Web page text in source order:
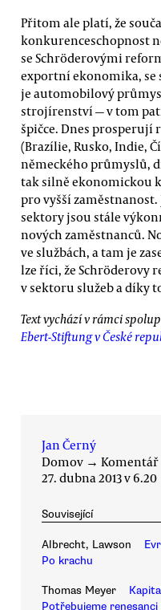
Přitom ale platí, že
konkurenceschopnost
se Schröderovými
exportní ekonomika,
je automobilový
strojírenství — v tom
špičce. Dnes prosperují
(Brazílie, Rusko, Indie,
německého průmyslů,
tak silně ekonomickou
pro vyšší
sektory jsou stále
nových zaměstnanců.
ve službách, a tam je
lze říci, že Schröderovy
v sektoru služeb a díky
Text vychází v rámci
Ebert-Stiftung v České
Jan Černý
Domov → Komentář
27. dubna 2013 v 6.20
Související
Albrecht, Lawson
Po krachu
Thomas Meyer
Potřebujeme renesanci